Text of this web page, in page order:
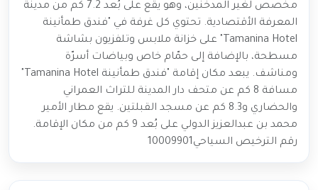
مخصص لغير المدخنين، وهو يقع على بُعد 7.2 كم من مدينة
المعرفة الأقتصادية. تحتوي كل غرفة في "فندق طمأنينة
Tamanina Hotel" على خزانة ملابس وتلفزيون بشاشة
مسطحة، بالإضافة إلى حمّام خاص وبياضات أسرّة
مسافة 8 كم عن متحف دار المدينة للتراث العمراني
والحضاري و8.3 كم عن مسجد القبلتين. يقع مطار الأمير
محمد بن عبدالعزيز الدولي على بُعد 9 كم من مكان الإقامة.
رقم الترخيص السياحي10009901